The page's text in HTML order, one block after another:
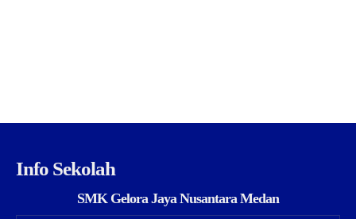
Info Sekolah
SMK Gelora Jaya Nusantara Medan